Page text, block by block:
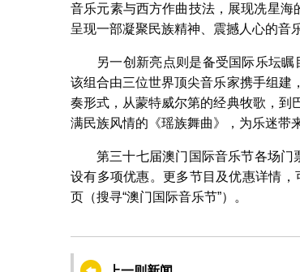
音乐元素与西方作曲技法，展现冼星海
呈现一部凝聚民族精神、震撼人心的音
另一创新亮点则是备受国际乐坛
该组合由三位世界顶尖音乐家携手组建
奏形式，从蒙特威尔第的经典牧歌，到
满民族风情的《瑶族舞曲》，为乐迷带
第三十七届澳门国际音乐节各场门
设有多项优惠。更多节目及优惠详情，
页（搜寻“澳门国际音乐节”）。